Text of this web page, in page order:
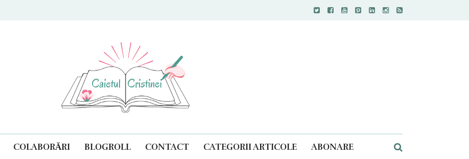
COLABORĂRI BLOGROLL CONTACT CATEGORII ARTICOLE ABONARE